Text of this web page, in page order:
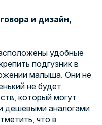
и дизайн,
удобные
подгузник в
малыша. Они не
не будет
который могут
дешевыми аналогами
что в